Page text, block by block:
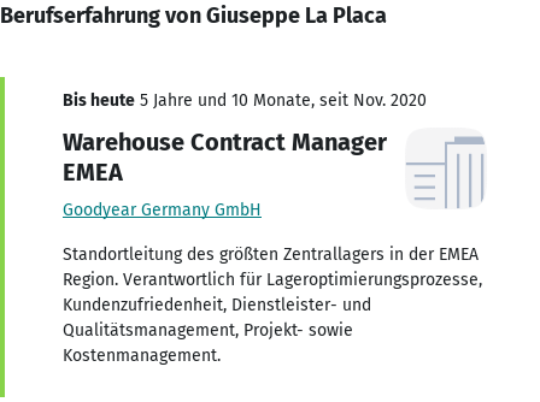
Berufserfahrung von Giuseppe La Placa
Bis heute 5 Jahre und 10 Monate, seit Nov. 2020
Warehouse Contract Manager
EMEA
Goodyear Germany GmbH
Standortleitung des größten Zentrallagers in der EMEA
Region. Verantwortlich für Lageroptimierungsprozesse,
Kundenzufriedenheit, Dienstleister- und
Qualitätsmanagement, Projekt- sowie
Kostenmanagement.